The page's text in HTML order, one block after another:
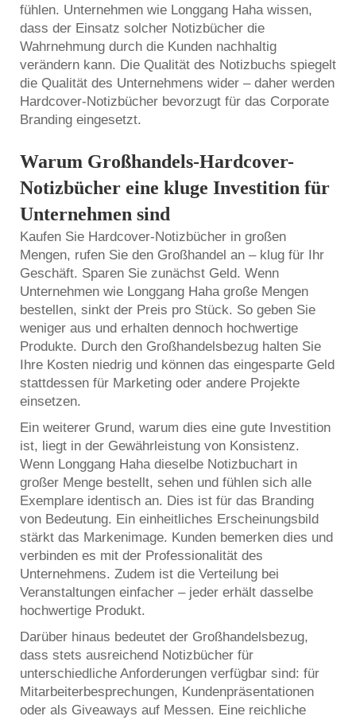
fühlen. Unternehmen wie Longgang Haha wissen,
dass der Einsatz solcher Notizbücher die
Wahrnehmung durch die Kunden nachhaltig
verändern kann. Die Qualität des Notizbuchs spiegelt
die Qualität des Unternehmens wider – daher werden
Hardcover-Notizbücher bevorzugt für das Corporate
Branding eingesetzt.
Warum Großhandels-Hardcover-
Notizbücher eine kluge Investition für
Unternehmen sind
Kaufen Sie Hardcover-Notizbücher in großen
Mengen, rufen Sie den Großhandel an – klug für Ihr
Geschäft. Sparen Sie zunächst Geld. Wenn
Unternehmen wie Longgang Haha große Mengen
bestellen, sinkt der Preis pro Stück. So geben Sie
weniger aus und erhalten dennoch hochwertige
Produkte. Durch den Großhandelsbezug halten Sie
Ihre Kosten niedrig und können das eingesparte Geld
stattdessen für Marketing oder andere Projekte
einsetzen.
Ein weiterer Grund, warum dies eine gute Investition
ist, liegt in der Gewährleistung von Konsistenz.
Wenn Longgang Haha dieselbe Notizbuchart in
großer Menge bestellt, sehen und fühlen sich alle
Exemplare identisch an. Dies ist für das Branding
von Bedeutung. Ein einheitliches Erscheinungsbild
stärkt das Markenimage. Kunden bemerken dies und
verbinden es mit der Professionalität des
Unternehmens. Zudem ist die Verteilung bei
Veranstaltungen einfacher – jeder erhält dasselbe
hochwertige Produkt.
Darüber hinaus bedeutet der Großhandelsbezug,
dass stets ausreichend Notizbücher für
unterschiedliche Anforderungen verfügbar sind: für
Mitarbeiterbesprechungen, Kundenpräsentationen
oder als Giveaways auf Messen. Eine reichliche